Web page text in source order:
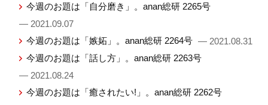
今週のお題は「自分磨き」。anan総研 2265号
— 2021.09.07
今週のお題は「嫉妬」。anan総研 2264号 — 2021.08.31
今週のお題は「話し方」。anan総研 2263号
— 2021.08.24
今週のお題は「癒されたい!」。anan総研 2262号